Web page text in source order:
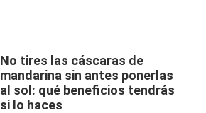
No tires las cáscaras de
mandarina sin antes ponerlas
al sol: qué beneficios tendrás
si lo haces